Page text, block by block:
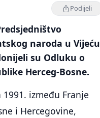
Podijeli
naroda u Vijeću
su Odluku o
Herceg-Bosne.
između Franje
i Hercegovine,